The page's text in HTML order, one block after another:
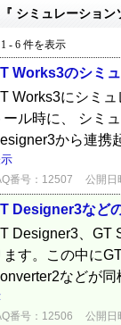
『 シミュレーショ
- 6 件を表示
Works3のシミ
Works3にシミ
ール時に、 シミ
から連携
番号：12507 公開日
Designer3など
Designer3、GT
ます。この中に
などが
番号：12506 公開日